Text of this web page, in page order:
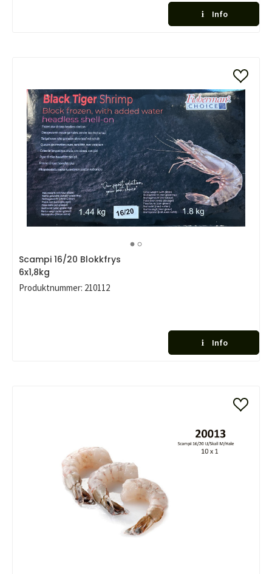
Info
Scampi 16/20 Blokkfrys
6x1,8kg
Produktnummer: 210112
Info